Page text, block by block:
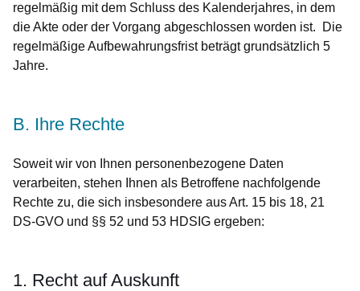
regelmäßig mit dem Schluss des Kalenderjahres, in dem
die Akte oder der Vorgang abgeschlossen worden ist. Die
regelmäßige Aufbewahrungsfrist beträgt grundsätzlich 5
Jahre.
B. Ihre Rechte
Soweit wir von Ihnen personenbezogene Daten
verarbeiten, stehen Ihnen als Betroffene nachfolgende
Rechte zu, die sich insbesondere aus Art. 15 bis 18, 21
DS-GVO und §§ 52 und 53 HDSIG ergeben:
1. Recht auf Auskunft